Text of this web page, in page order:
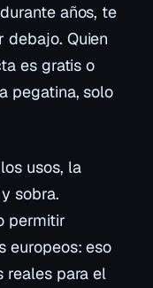
años, te
debajo. Quien
es gratis o
pegatina, solo
usos, la
sobra.
permitir
europeos: eso
reales para el